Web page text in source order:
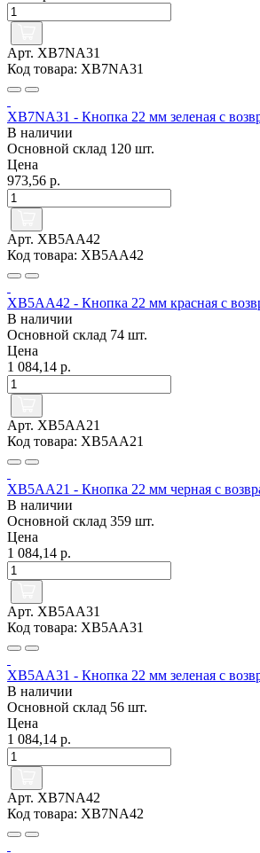
Арт. XB7NA31
Код товара: XB7NA31
XB7NA31 - Кнопка 22 мм зеленая с
В наличии
Основной склад 120 шт.
Цена
973,56 р.
Арт. XB5AA42
Код товара: XB5AA42
XB5AA42 - Кнопка 22 мм красная с
В наличии
Основной склад 74 шт.
Цена
1 084,14 р.
Арт. XB5AA21
Код товара: XB5AA21
XB5AA21 - Кнопка 22 мм черная с
В наличии
Основной склад 359 шт.
Цена
1 084,14 р.
Арт. XB5AA31
Код товара: XB5AA31
XB5AA31 - Кнопка 22 мм зеленая с
В наличии
Основной склад 56 шт.
Цена
1 084,14 р.
Арт. XB7NA42
Код товара: XB7NA42